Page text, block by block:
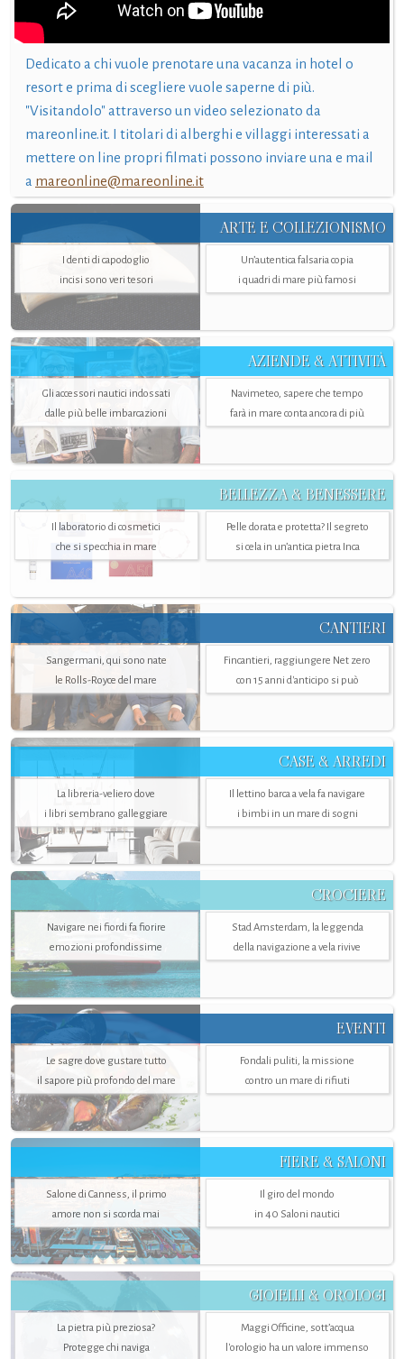
Dedicato a chi vuole prenotare una vacanza in hotel o
resort e prima di scegliere vuole saperne di più.
"Visitandolo" attraverso un video selezionato da
mareonline.it. I titolari di alberghi e villaggi interessati a
mettere on line propri filmati possono inviare una e mail
a mareonline@mareonline.it
ARTE E COLLEZIONISMO
I denti di capodoglio
incisi sono veri tesori
Un’autentica falsaria copia
i quadri di mare più famosi
AZIENDE & ATTIVITÀ
Gli accessori nautici indossati
dalle più belle imbarcazioni
Navimeteo, sapere che tempo
farà in mare conta ancora di più
BELLEZZA & BENESSERE
Il laboratorio di cosmetici
che si specchia in mare
Pelle dorata e protetta? Il segreto
si cela in un’antica pietra Inca
CANTIERI
Sangermani, qui sono nate
le Rolls-Royce del mare
Fincantieri, raggiungere Net zero
con 15 anni d'anticipo si può
CASE & ARREDI
La libreria-veliero dove
i libri sembrano galleggiare
Il lettino barca a vela fa navigare
i bimbi in un mare di sogni
CROCIERE
Navigare nei fiordi fa fiorire
emozioni profondissime
Stad Amsterdam, la leggenda
della navigazione a vela rivive
EVENTI
Le sagre dove gustare tutto
il sapore più profondo del mare
Fondali puliti, la missione
contro un mare di rifiuti
FIERE & SALONI
Salone di Canness, il primo
amore non si scorda mai
Il giro del mondo
in 40 Saloni nautici
GIOIELLI & OROLOGI
La pietra più preziosa?
Protegge chi naviga
Maggi Officine, sott’acqua
l'orologio ha un valore immenso